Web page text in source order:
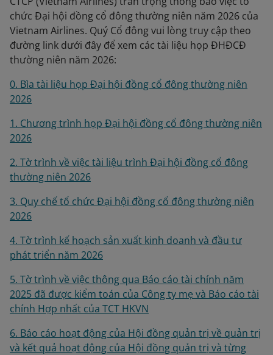
chức Đại hội đồng cổ đông thường niên năm 2026 của
Vietnam Airlines. Quý Cổ đông vui lòng truy cập theo
đường link dưới đây để xem các tài liệu họp ĐHĐCĐ
thường niên năm 2026:
0. Bìa tài liệu họp Đại hội đồng cổ đông thường niên
2026
1. Chương trình họp Đại hội đồng cổ đông thường niên
2026
2. Tờ trình về việc tài liệu trình Đại hội đồng cổ đông
thường niên 2026
3. Quy chế tổ chức Đại hội đồng cổ đông thường niên
2026
4. Tờ trình kế hoạch sản xuất kinh doanh và đầu tư
phát triển năm 2026
5. Tờ trình về việc thông qua Báo cáo tài chính năm
2025 đã được kiểm toán của Công ty mẹ và Báo cáo tài
chính Hợp nhất của TCT HKVN
6. Báo cáo hoạt động của Hội đồng quản trị về quản trị
và kết quả hoạt động của Hội đồng quản trị và từng